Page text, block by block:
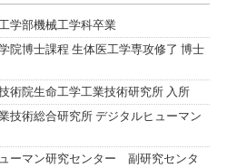
学部機械工学科卒業
院博士課程 生体医工学専攻修了 博士
術院生命工学工業技術研究所 入所
術総合研究所 デジタルヒューマン
マン研究センター 副研究センタ